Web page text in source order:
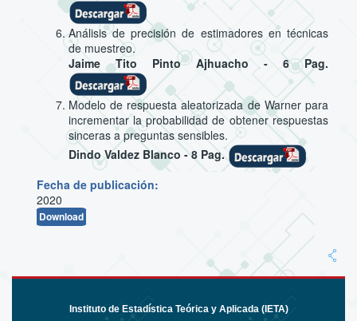
Análisis de precisión de estimadores en técnicas
de muestreo.
Jaime Tito Pinto Ajhuacho - 6 Pag.
Modelo de respuesta aleatorizada de Warner para
incrementar la probabilidad de obtener respuestas
sinceras a preguntas sensibles.
Dindo Valdez Blanco - 8 Pag.
Fecha de publicación:
2020
Download
Instituto de Estadística Teórica y Aplicada (IETA)